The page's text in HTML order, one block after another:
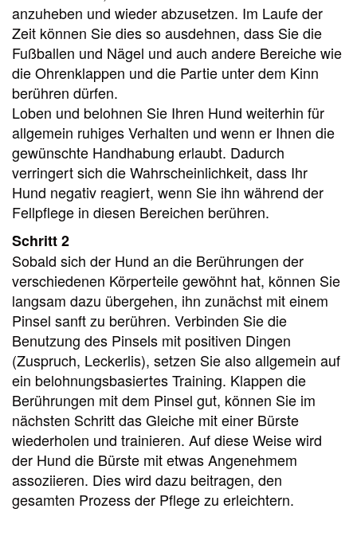
anzuheben und wieder abzusetzen. Im Laufe der
Zeit können Sie dies so ausdehnen, dass Sie die
Fußballen und Nägel und auch andere Bereiche wie
die Ohrenklappen und die Partie unter dem Kinn
berühren dürfen.
Loben und belohnen Sie Ihren Hund weiterhin für
allgemein ruhiges Verhalten und wenn er Ihnen die
gewünschte Handhabung erlaubt. Dadurch
verringert sich die Wahrscheinlichkeit, dass Ihr
Hund negativ reagiert, wenn Sie ihn während der
Fellpflege in diesen Bereichen berühren.
Schritt 2
Sobald sich der Hund an die Berührungen der
verschiedenen Körperteile gewöhnt hat, können Sie
langsam dazu übergehen, ihn zunächst mit einem
Pinsel sanft zu berühren. Verbinden Sie die
Benutzung des Pinsels mit positiven Dingen
(Zuspruch, Leckerlis), setzen Sie also allgemein auf
ein belohnungsbasiertes Training. Klappen die
Berührungen mit dem Pinsel gut, können Sie im
nächsten Schritt das Gleiche mit einer Bürste
wiederholen und trainieren. Auf diese Weise wird
der Hund die Bürste mit etwas Angenehmem
assoziieren. Dies wird dazu beitragen, den
gesamten Prozess der Pflege zu erleichtern.